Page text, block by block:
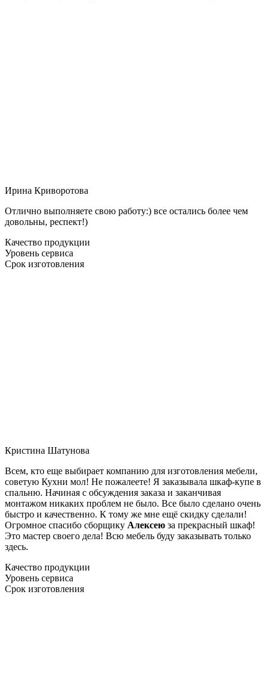
Ирина Криворотова
Отлично выполняете свою работу:) все остались более чем
довольны, респект!)
Качество продукции
Уровень сервиса
Срок изготовления
Кристина Шатунова
Всем, кто еще выбирает компанию для изготовления мебели,
советую Кухни мол! Не пожалеете! Я заказывала шкаф-купе в
спальню. Начиная с обсуждения заказа и заканчивая
монтажом никаких проблем не было. Все было сделано очень
быстро и качественно. К тому же мне ещё скидку сделали!
Огромное спасибо сборщику Алексею за прекрасный шкаф!
Это мастер своего дела! Всю мебель буду заказывать только
здесь.
Качество продукции
Уровень сервиса
Срок изготовления